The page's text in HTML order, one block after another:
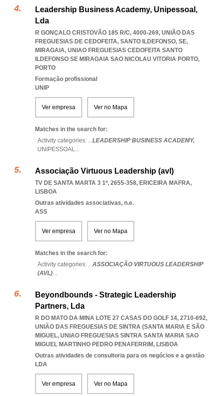
Leadership Business Academy, Unipessoal,
Lda
R GONÇALO CRISTOVÃO 185 R/C, 4000-269, UNIÃO DAS
FREGUESIAS DE CEDOFEITA, SANTO ILDEFONSO, SE,
MIRAGAIA, UNIAO FREGUESIAS CEDOFEITA SANTO
ILDEFONSO SE MIRAGAIA SAO NICOLAU VITORIA PORTO,
PORTO
Formação profissional
UNIP
Ver empresa Ver no Mapa
Matches in the search for:
Activity categories: ...LEADERSHIP BUSINESS ACADEMY,
UNIPESSOAL...
Associação Virtuous Leadership (avl)
TV DE SANTA MARTA 3 1º, 2655-358, ERICEIRA MAFRA,
LISBOA
Outras atividades associativas, n.e.
ASS
Ver empresa Ver no Mapa
Matches in the search for:
Activity categories: ...ASSOCIAÇÃO VIRTUOUS LEADERSHIP
(AVL)...
Beyondbounds - Strategic Leadership
Partners, Lda
R DO MATO DA MINA LOTE 27 CASAS DO GOLF 14, 2710-692,
UNIÃO DAS FREGUESIAS DE SINTRA (SANTA MARIA E SÃO
MIGUEL, UNIAO FREGUESIAS SINTRA SANTA MARIA SAO
MIGUEL MARTINHO PEDRO PENAFERRIM, LISBOA
Outras atividades de consultoria para os negócios e a gestão
LDA
Ver empresa Ver no Mapa